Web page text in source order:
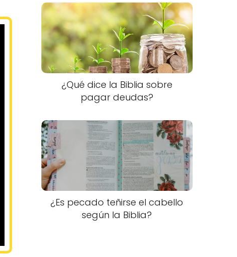
¿Qué dice la Biblia sobre
pagar deudas?
¿Es pecado teñirse el cabello
según la Biblia?